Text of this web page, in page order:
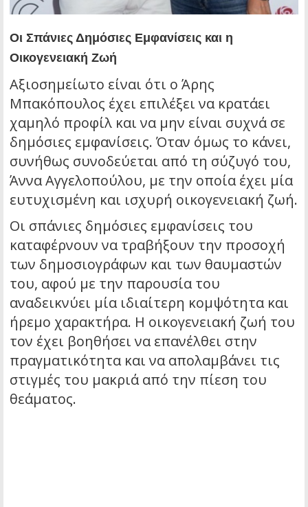
Οι Σπάνιες Δημόσιες Εμφανίσεις και η
Οικογενειακή Ζωή
Αξιοσημείωτο είναι ότι ο Άρης
Μπακόπουλος έχει επιλέξει να κρατάει
χαμηλό προφίλ και να μην είναι συχνά σε
δημόσιες εμφανίσεις. Όταν όμως το κάνει,
συνήθως συνοδεύεται από τη σύζυγό του,
Άννα Αγγελοπούλου, με την οποία έχει μία
ευτυχισμένη και ισχυρή οικογενειακή ζωή.
Οι σπάνιες δημόσιες εμφανίσεις του
καταφέρνουν να τραβήξουν την προσοχή
των δημοσιογράφων και των θαυμαστών
του, αφού με την παρουσία του
αναδεικνύει μία ιδιαίτερη κομψότητα και
ήρεμο χαρακτήρα. Η οικογενειακή ζωή του
τον έχει βοηθήσει να επανέλθει στην
πραγματικότητα και να απολαμβάνει τις
στιγμές του μακριά από την πίεση του
θεάματος.